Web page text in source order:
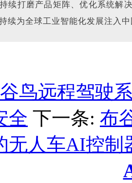
续打磨产品矩阵、优化系统解
续为全球工业智能化发展注入
鸟远程驾驶
全 下一条: 布
无人车AI控